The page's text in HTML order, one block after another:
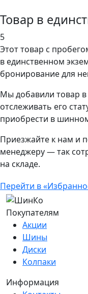
Товар в
5
Этот товар с
в единственном
бронирование для
Мы добавили товар
отслеживать его
приобрести в
Приезжайте к нам и
менеджеру — так
на складе.
Перейти в
Покупателям
Акции
Шины
Диски
Колпаки
Информация